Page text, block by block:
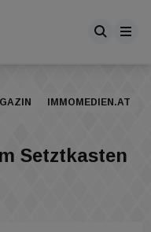
IMMOMEDIEN.AT
Setztkasten